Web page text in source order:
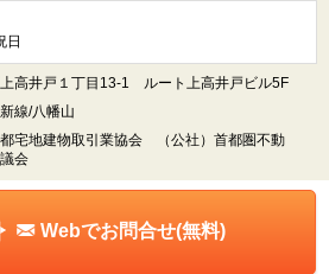
日
高井戸１丁目13-1 ルート上高井戸ビル5F
線/八幡山
都宅地建物取引業協会 （公社）首都圏不動
会
Webでお問合せ(無料)